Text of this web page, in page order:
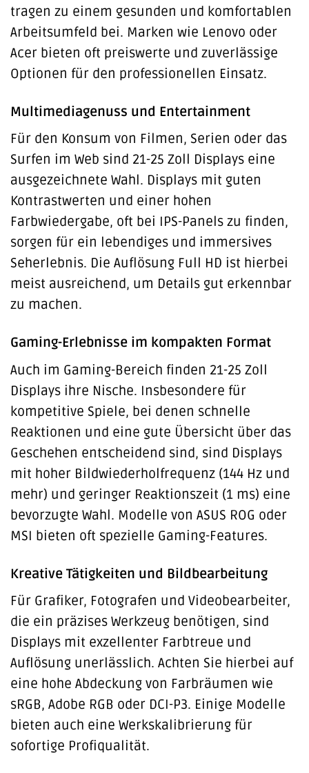
tragen zu einem gesunden und komfortablen
Arbeitsumfeld bei. Marken wie Lenovo oder
Acer bieten oft preiswerte und zuverlässige
Optionen für den professionellen Einsatz.
Multimediagenuss und Entertainment
Für den Konsum von Filmen, Serien oder das
Surfen im Web sind 21-25 Zoll Displays eine
ausgezeichnete Wahl. Displays mit guten
Kontrastwerten und einer hohen
Farbwiedergabe, oft bei IPS-Panels zu finden,
sorgen für ein lebendiges und immersives
Seherlebnis. Die Auflösung Full HD ist hierbei
meist ausreichend, um Details gut erkennbar
zu machen.
Gaming-Erlebnisse im kompakten Format
Auch im Gaming-Bereich finden 21-25 Zoll
Displays ihre Nische. Insbesondere für
kompetitive Spiele, bei denen schnelle
Reaktionen und eine gute Übersicht über das
Geschehen entscheidend sind, sind Displays
mit hoher Bildwiederholfrequenz (144 Hz und
mehr) und geringer Reaktionszeit (1 ms) eine
bevorzugte Wahl. Modelle von ASUS ROG oder
MSI bieten oft spezielle Gaming-Features.
Kreative Tätigkeiten und Bildbearbeitung
Für Grafiker, Fotografen und Videobearbeiter,
die ein präzises Werkzeug benötigen, sind
Displays mit exzellenter Farbtreue und
Auflösung unerlässlich. Achten Sie hierbei auf
eine hohe Abdeckung von Farbräumen wie
sRGB, Adobe RGB oder DCI-P3. Einige Modelle
bieten auch eine Werkskalibrierung für
sofortige Profiqualität.